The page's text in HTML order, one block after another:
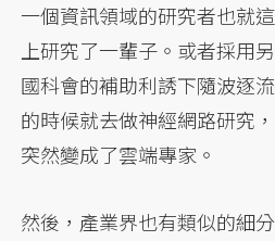
一個資訊領域的研究者也就
上研究了一輩子。或者採用
國科會的補助利誘下隨波逐
的時候就去做神經網路研究
突然變成了雲端專家。
然後，產業界也有類似的細